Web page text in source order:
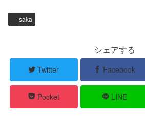
saka
シェアする
Twitter Facebook
Pocket LINE